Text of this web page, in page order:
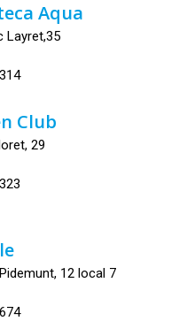
Aqua
Layret,35
Club
29
12 local 7